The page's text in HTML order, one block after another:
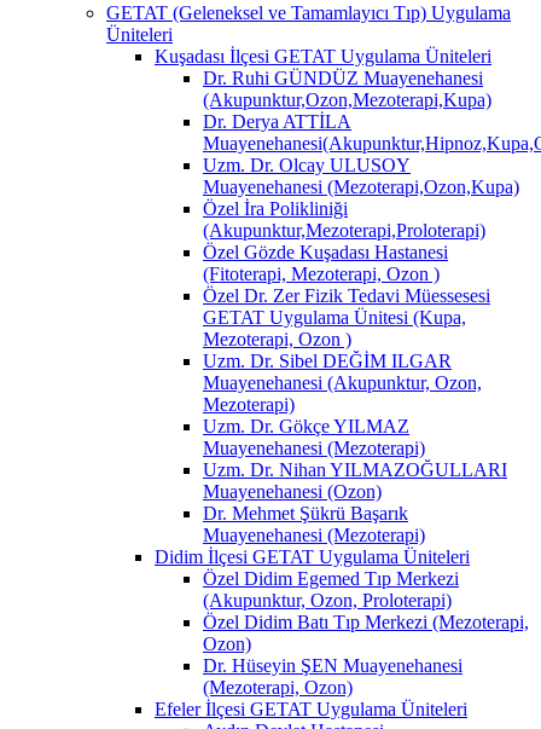
GETAT (Geleneksel ve Tamamlayıcı Tıp) Uygulama
Üniteleri
Kuşadası İlçesi GETAT Uygulama Üniteleri
Dr. Ruhi GÜNDÜZ Muayenehanesi
(Akupunktur,Ozon,Mezoterapi,Kupa)
Dr. Derya ATTİLA
Uzm. Dr. Olcay ULUSOY
Muayenehanesi (Mezoterapi,Ozon,Kupa)
Özel İra Polikliniği
(Akupunktur,Mezoterapi,Proloterapi)
Özel Gözde Kuşadası Hastanesi
(Fitoterapi, Mezoterapi, Ozon )
Özel Dr. Zer Fizik Tedavi Müessesesi
GETAT Uygulama Ünitesi (Kupa,
Mezoterapi, Ozon )
Uzm. Dr. Sibel DEĞİM ILGAR
Muayenehanesi (Akupunktur, Ozon,
Mezoterapi)
Uzm. Dr. Gökçe YILMAZ
Muayenehanesi (Mezoterapi)
Uzm. Dr. Nihan YILMAZOĞULLARI
Muayenehanesi (Ozon)
Dr. Mehmet Şükrü Başarık
Muayenehanesi (Mezoterapi)
Didim İlçesi GETAT Uygulama Üniteleri
Özel Didim Egemed Tıp Merkezi
(Akupunktur, Ozon, Proloterapi)
Özel Didim Batı Tıp Merkezi (Mezoterapi,
Ozon)
Dr. Hüseyin ŞEN Muayenehanesi
(Mezoterapi, Ozon)
Efeler İlçesi GETAT Uygulama Üniteleri